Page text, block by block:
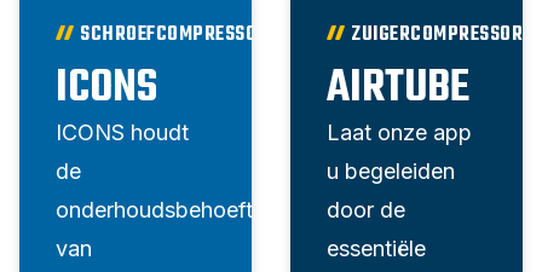
SCHROEFCOMPRESSOREN
ICONS
ICONS houdt
de
onderhoudsbehoeften
van
ZUIGERCOMPRESSOREN
AIRTUBE
Laat onze app
u begeleiden
door de
essentiële